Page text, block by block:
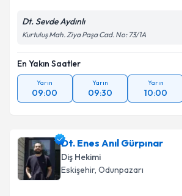
Dt. Sevde Aydınlı
Kurtuluş Mah. Ziya Paşa Cad. No: 73/1A
En Yakın Saatler
Yarın
09:00
Yarın
09:30
Yarın
10:00
Dt. Enes Anıl Gürpınar
Diş Hekimi
Eskişehir, Odunpazarı